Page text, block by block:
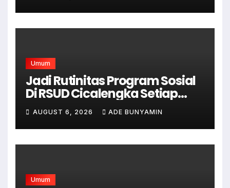
Umum
Jadi Rutinitas Program Sosial
Di RSUD Cicalengka Setiap
Bulan Gelar Sunatan Massal
Bagi Masyarakat Tidak
Mampu
AUGUST 6, 2026 ADE BUNYAMIN
Umum